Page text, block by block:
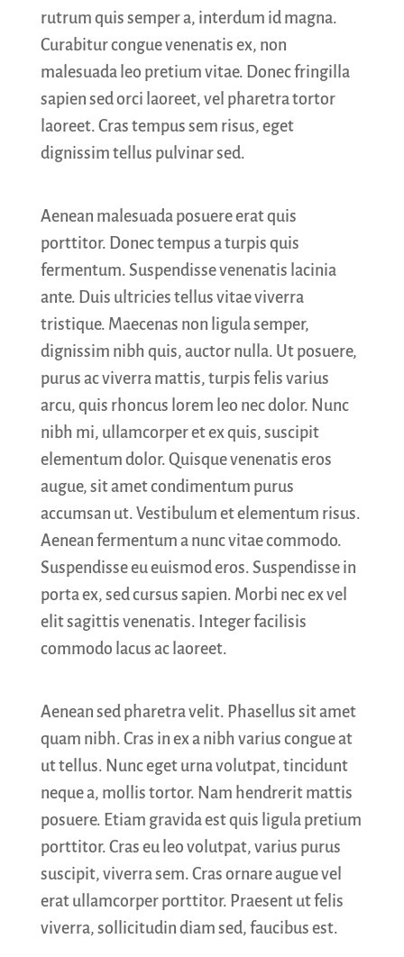
rutrum quis semper a, interdum id magna.
Curabitur congue venenatis ex, non
malesuada leo pretium vitae. Donec fringilla
sapien sed orci laoreet, vel pharetra tortor
laoreet. Cras tempus sem risus, eget
dignissim tellus pulvinar sed.
Aenean malesuada posuere erat quis
porttitor. Donec tempus a turpis quis
fermentum. Suspendisse venenatis lacinia
ante. Duis ultricies tellus vitae viverra
tristique. Maecenas non ligula semper,
dignissim nibh quis, auctor nulla. Ut posuere,
purus ac viverra mattis, turpis felis varius
arcu, quis rhoncus lorem leo nec dolor. Nunc
nibh mi, ullamcorper et ex quis, suscipit
elementum dolor. Quisque venenatis eros
augue, sit amet condimentum purus
accumsan ut. Vestibulum et elementum risus.
Aenean fermentum a nunc vitae commodo.
Suspendisse eu euismod eros. Suspendisse in
porta ex, sed cursus sapien. Morbi nec ex vel
elit sagittis venenatis. Integer facilisis
commodo lacus ac laoreet.
Aenean sed pharetra velit. Phasellus sit amet
quam nibh. Cras in ex a nibh varius congue at
ut tellus. Nunc eget urna volutpat, tincidunt
neque a, mollis tortor. Nam hendrerit mattis
posuere. Etiam gravida est quis ligula pretium
porttitor. Cras eu leo volutpat, varius purus
suscipit, viverra sem. Cras ornare augue vel
erat ullamcorper porttitor. Praesent ut felis
viverra, sollicitudin diam sed, faucibus est.